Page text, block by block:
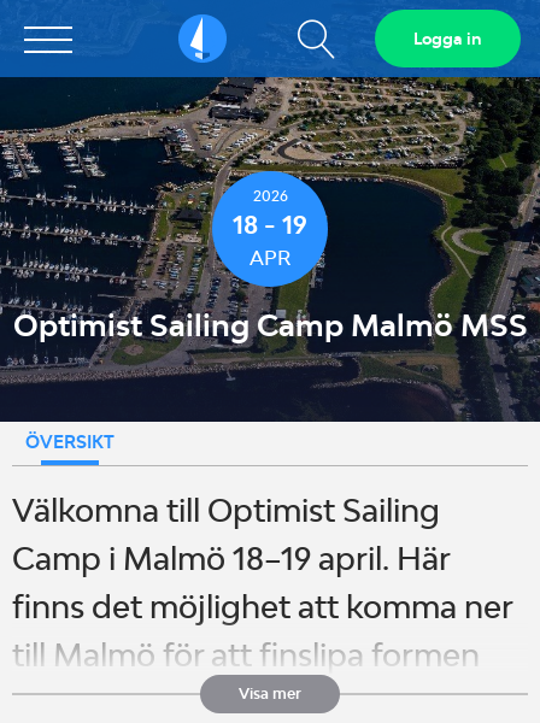
Sailarena Visa
sökfält
Logga in
2026
18 - 19
APR
Optimist Sailing Camp Malmö MSS
ÖVERSIKT
Välkomna till Optimist Sailing
Camp i Malmö 18–19 april. Här
finns det möjlighet att komma ner
till Malmö för att finslipa formen
inför Rikskval1.
Visa mer